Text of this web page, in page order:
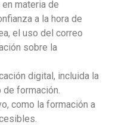
materia de
a la hora de
el uso del correo
sobre la
digital, incluida la
formación.
como la formación a